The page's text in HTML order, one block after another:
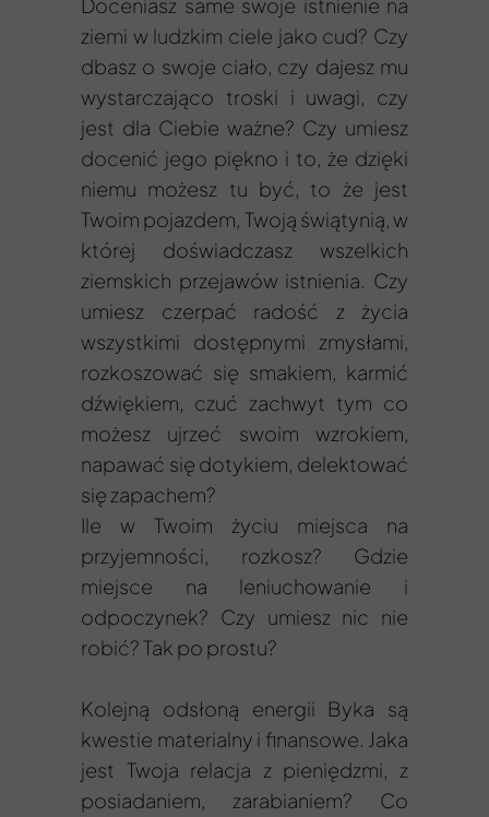
ziemi w ludzkim ciele jako cud? Czy
dbasz o swoje ciało, czy dajesz mu
wystarczająco troski i uwagi, czy
jest dla Ciebie ważne? Czy umiesz
docenić jego piękno i to, że dzięki
niemu możesz tu być, to że jest
Twoim pojazdem, Twoją świątynią, w
której doświadczasz wszelkich
ziemskich przejawów istnienia. Czy
umiesz czerpać radość z życia
wszystkimi dostępnymi zmysłami,
rozkoszować się smakiem, karmić
dźwiękiem, czuć zachwyt tym co
możesz ujrzeć swoim wzrokiem,
napawać się dotykiem, delektować
się zapachem?
Ile w Twoim życiu miejsca na
przyjemności, rozkosz? Gdzie
miejsce na leniuchowanie i
odpoczynek? Czy umiesz nic nie
robić? Tak po prostu?
Kolejną odsłoną energii Byka są
kwestie materialny i finansowe. Jaka
jest Twoja relacja z pieniędzmi, z
posiadaniem, zarabianiem? Co